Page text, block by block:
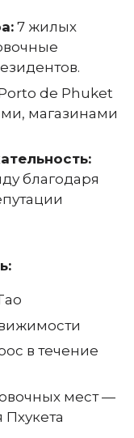
7 жилых
de Phuket
магазинами
благодаря
в течение
мест —